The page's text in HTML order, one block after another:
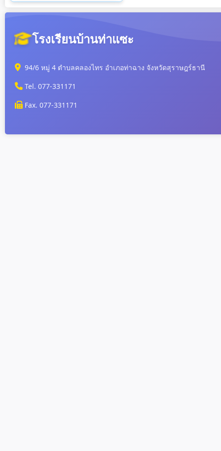
โรงเรียนบ้านท่าแซะ
94/6 หมู่ 4 ตำบลคลองไทร อำเภอท่าฉาง จังหวัดสุราษฎร์ธานี
Tel. 077-331171
Fax. 077-331171